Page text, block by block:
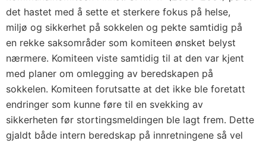
det hastet med å sette et sterkere fokus på helse,
miljø og sikkerhet på sokkelen og pekte samtidig på
en rekke saksområder som komiteen ønsket belyst
nærmere. Komiteen viste samtidig til at den var kjent
med planer om omlegging av beredskapen på
sokkelen. Komiteen forutsatte at det ikke ble foretatt
endringer som kunne føre til en svekking av
sikkerheten før stortingsmeldingen ble lagt frem. Dette
gjaldt både intern beredskap på innretningene så vel